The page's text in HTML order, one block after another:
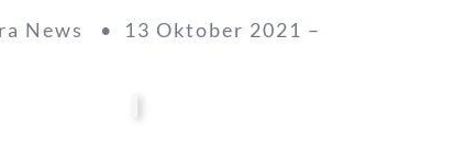
News • 13 Oktober 2021 –